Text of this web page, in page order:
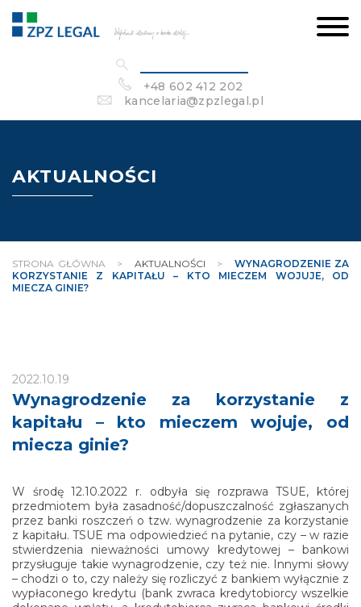
+48 602 412 202
kancelaria@zpzlegal.pl
AKTUALNOŚCI
STRONA GŁÓWNA > AKTUALNOŚCI >
WYNAGRODZENIE ZA
KORZYSTANIE Z KAPITAŁU – KTO MIECZEM WOJUJE, OD
MIECZA GINIE?
2022.10.19
Wynagrodzenie za korzystanie z
kapitału – kto mieczem wojuje, od
miecza ginie?
W środę 12.10.2022 r. odbyła się rozprawa TSUE, której
przedmiotem była zasadność/dopuszczalność zgłaszanych
przez banki roszczeń o tzw. wynagrodzenie za korzystanie
z kapitału. TSUE ma odpowiedzieć na pytanie, czy – w razie
stwierdzenia nieważności umowy kredytowej – bankowi
przysługuje takie wynagrodzenie, czy też nie. Innymi słowy
– chodzi o to, czy należy się rozliczyć z bankiem wyłącznie z
wypłaconego kredytu (bank zwraca kredytobiorcy wszelkie